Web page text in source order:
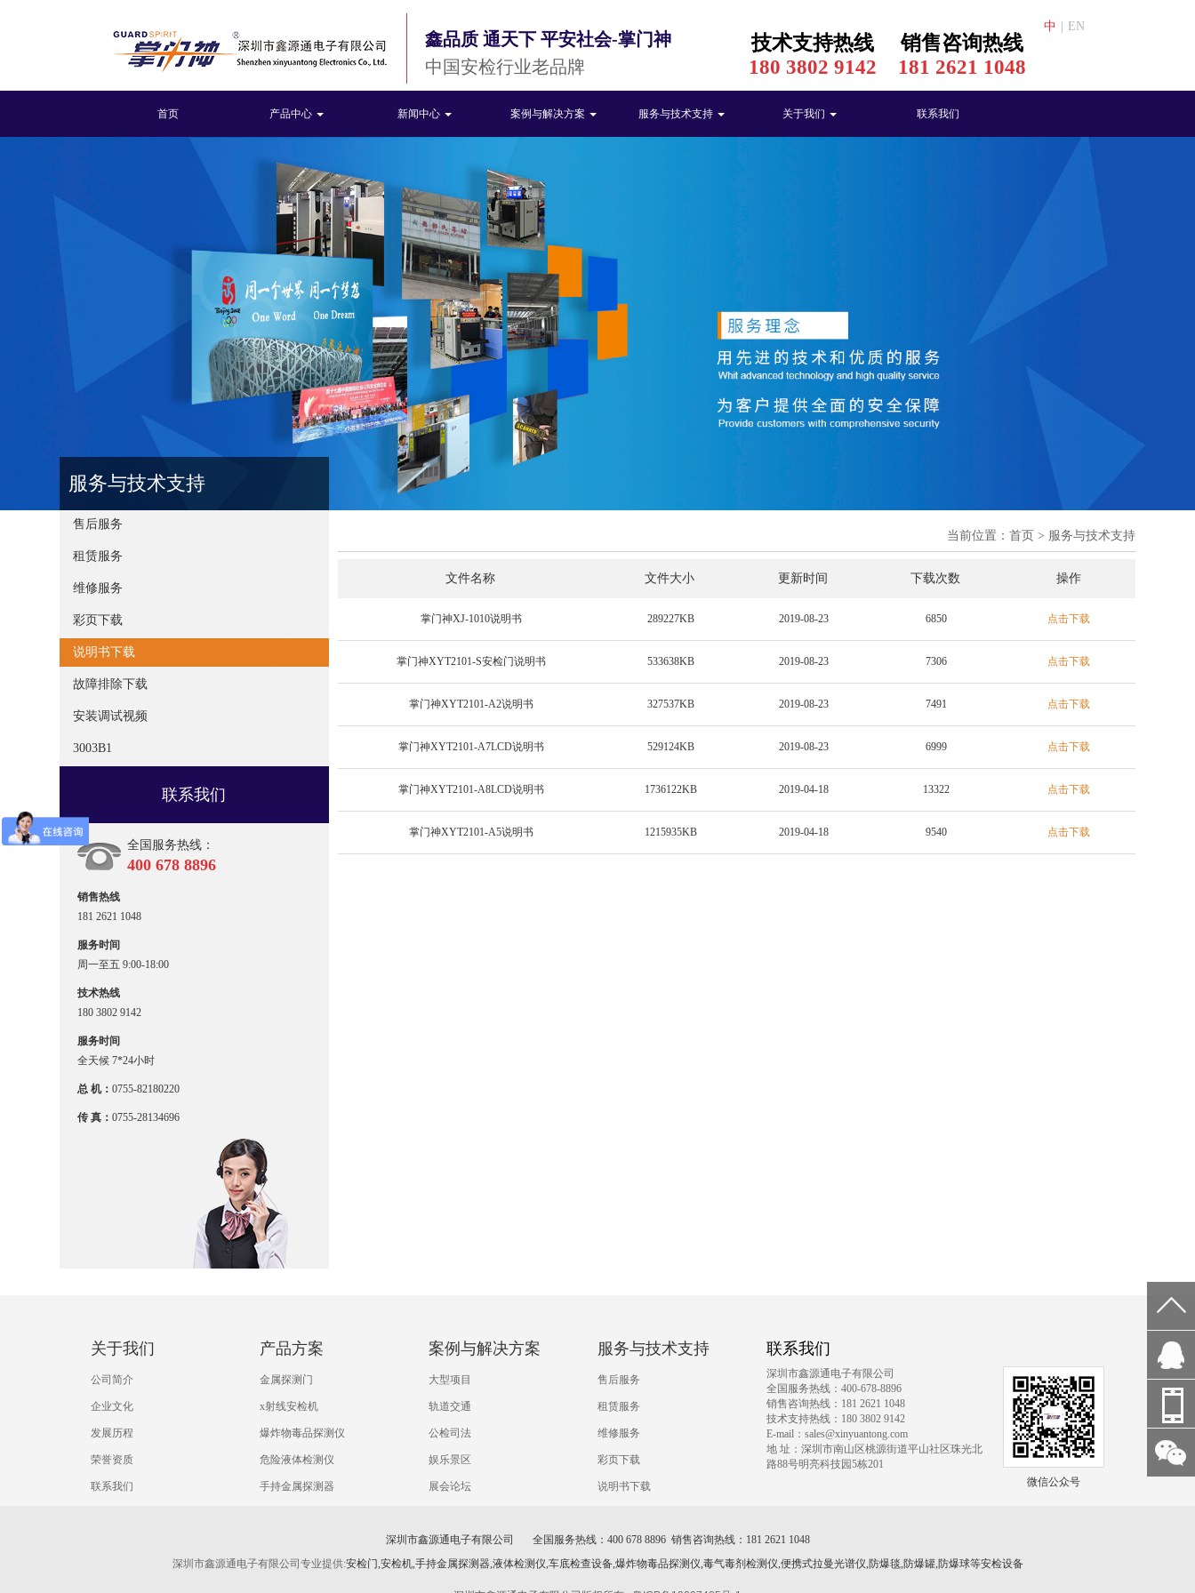
鑫品质 通天下 平安社会-掌门神
中国安检行业老品牌
中 EN
技术支持热线
180 3802 9142
销售咨询热线
181 2621 1048
首页 产品中心 新闻中心 案例与解决方案 服务与技术支持 关于我们 联系我们
服务与技术支持
售后服务
租赁服务
维修服务
彩页下载
说明书下载
故障排除下载
安装调试视频
3003B1
联系我们
全国服务热线：
400 678 8896
销售热线
181 2621 1048
服务时间
周一至五 9:00-18:00
技术热线
180 3802 9142
服务时间
全天候 7*24小时
总 机：0755-82180220
传 真：0755-28134696
当前位置： 首页 > 服务与技术支持
文件名称 文件大小 更新时间 下载次数 操作
掌门神XJ-1010说明书 289227KB 2019-08-23 6850 点击下载
掌门神XYT2101-S安检门说明书 533638KB 2019-08-23 7306 点击下载
掌门神XYT2101-A2说明书 327537KB 2019-08-23 7491 点击下载
掌门神XYT2101-A7LCD说明书 529124KB 2019-08-23 6999 点击下载
掌门神XYT2101-A8LCD说明书 1736122KB 2019-04-18 13322 点击下载
掌门神XYT2101-A5说明书 1215935KB 2019-04-18 9540 点击下载
关于我们
公司简介
企业文化
发展历程
荣誉资质
联系我们
产品方案
金属探测门
x射线安检机
爆炸物毒品探测仪
危险液体检测仪
手持金属探测器
案例与解决方案
大型项目
轨道交通
公检司法
娱乐景区
展会论坛
服务与技术支持
售后服务
租赁服务
维修服务
彩页下载
说明书下载
联系我们
深圳市鑫源通电子有限公司
全国服务热线：400-678-8896
销售咨询热线：181 2621 1048
技术支持热线：180 3802 9142
E-mail：sales@xinyuantong.com
地 址：深圳市南山区桃源街道平山社区珠光北
路88号明亮科技园5栋201
微信公众号
深圳市鑫源通电子有限公司 全国服务热线：400 678 8896 销售咨询热线：181 2621 1048
深圳市鑫源通电子有限公司专业提供:安检门,安检机,手持金属探测器,液体检测仪,车底检查设备,爆炸物毒品探测仪,毒气毒剂检测仪,便携式拉曼光谱仪,防爆毯,防爆罐,防爆球等安检设备
服
181